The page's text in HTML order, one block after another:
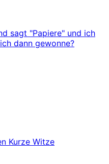
sagt "Papiere" und ich
dann gewonne?
Kurze Witze